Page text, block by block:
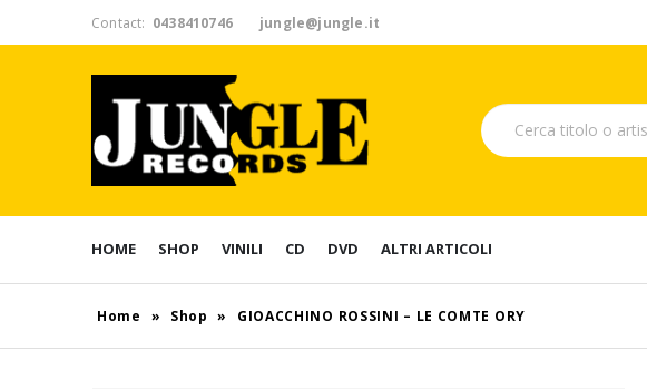
Contact: 0438410746 jungle@jungle.it
HOME SHOP VINILI CD DVD ALTRI ARTICOLI
Home » Shop » GIOACCHINO ROSSINI – LE COMTE ORY